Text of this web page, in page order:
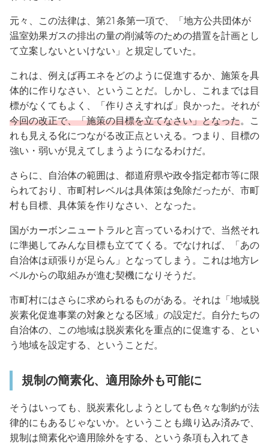
元々、この法律は、第21条第一項で、「地方公共団体が
温室効果ガスの排出の量の削減等のための措置を計画とし
て立案しないといけない」と規定していた。
これは、例えば再エネをどのように促進するか、施策を具
体的に作りなさい、ということだ。しかし、これまでは目
標がなくてもよく、「作りさえすれば」良かった。それが
今回の改正で、「施策の目標を立てなさい」となった。こ
れも見える化につながる改正点といえる。つまり、目標の
強い・弱いが見えてしまうようになるわけだ。
さらに、自治体の範囲は、都道府県や政令指定都市等に限
られており、市町村レベルは具体策は免除だったが、市町
村も目標、具体策を作りなさい、となった。
国がカーボンニュートラルと言っているわけで、当然それ
に準拠してみんな目標も立ててくる。でなければ、「あの
自治体は頑張りが足らん」となってしまう。これは地方レ
ベルからの取組みが進む契機になりそうだ。
市町村にはさらに求められるものがある。それは「地域脱
炭素化促進事業の対象となる区域」の設定だ。自分たちの
自治体の、この地域は脱炭素化を重点的に促進する、とい
う地域を設定する、ということだ。
規制の簡素化、適用除外も可能に
そうはいっても、脱炭素化しようとしても色々な制約が法
律的にもあるじゃないか。ということも織り込み済みで、
規制は簡素化や適用除外をする、という条項も入れてき